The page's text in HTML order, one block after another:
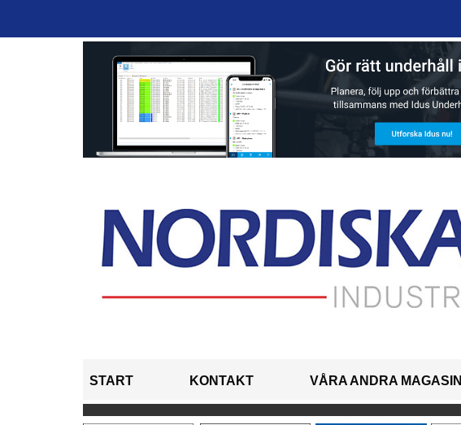
START KONTAKT VÅRA ANDRA MAGASIN